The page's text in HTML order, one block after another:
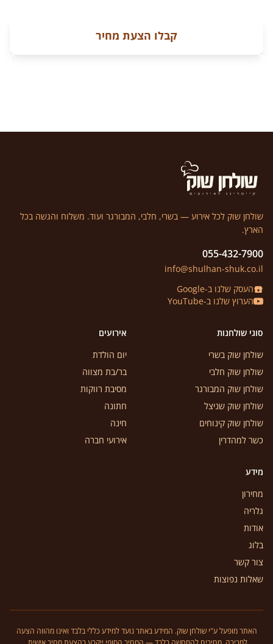
קבלו הצעת מחיר
שולחן שוק לכל אירוע — בשרי, חלבי, המבורגר ועוד. משלוח והגשה בכל
הארץ.
055-432-7900
info@shulhan-shuk.co.il
העסק שלנו ב-Google
הערוץ שלנו ב-YouTube
סוגי שולחנות
שולחן שוק בשרי
שולחן שוק חלבי
שולחן שוק המבורגר
שולחן שוק שניצל
שולחן שוק קינוחים
כשר למהדרין
אירועים
יום הולדת
בר/בת מצווה
מסיבת רווקות
חתונה
חינה
אירועי חברה
מידע
מחירון
גלריה
אודות
בלוג
צור קשר
שאלות נפוצות
האתר מופעל ע"י שולחן שוק. המידע באתר נועד למידע כללי בלבד ואינו מהווה הצעה